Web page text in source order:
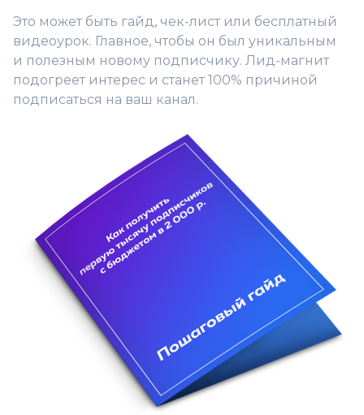
Это может быть гайд, чек-лист или бесплатный
видеоурок. Главное, чтобы он был уникальным
и полезным новому подписчику. Лид-магнит
подогреет интерес и станет 100% причиной
подписаться на ваш канал.